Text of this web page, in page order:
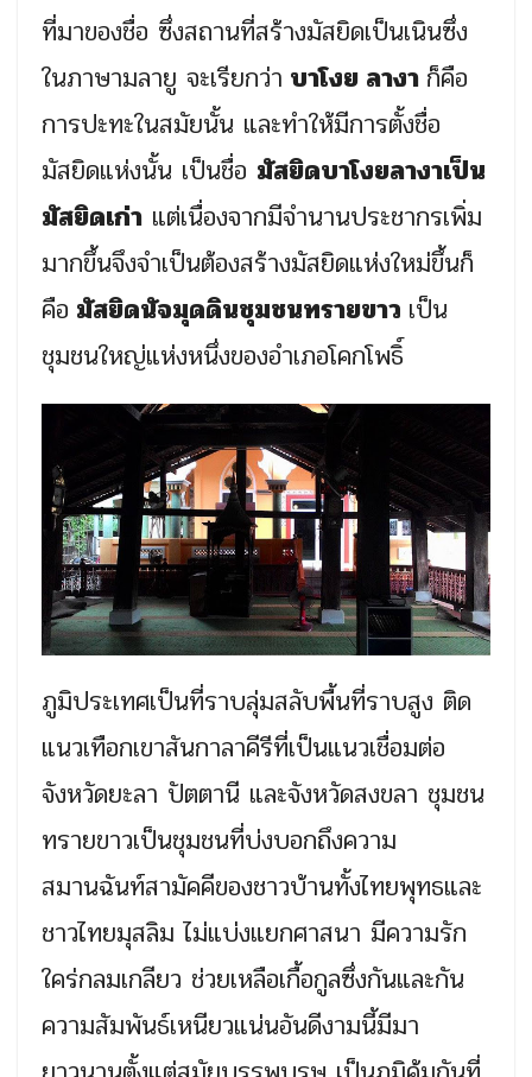
ที่มาของชื่อ ซึ่งสถานที่สร้างมัสยิดเป็นเนินซึ่ง
ในภาษามลายู จะเรียกว่า บาโงย ลางา ก็คือ
การปะทะในสมัยนั้น และทำให้มีการตั้งชื่อ
มัสยิดแห่งนั้น เป็นชื่อ มัสยิดบาโงยลางาเป็น
มัสยิดเก่า แต่เนื่องจากมีจำนานประชากรเพิ่ม
มากขึ้นจึงจำเป็นต้องสร้างมัสยิดแห่งใหม่ขึ้นก็
คือ มัสยิดนัจมุดดินชุมชนทรายขาว เป็น
ชุมชนใหญ่แห่งหนึ่งของอำเภอโคกโพธิ์
ภูมิประเทศเป็นที่ราบลุ่มสลับพื้นที่ราบสูง ติด
แนวเทือกเขาสันกาลาคีรีที่เป็นแนวเชื่อมต่อ
จังหวัดยะลา ปัตตานี และจังหวัดสงขลา ชุมชน
ทรายขาวเป็นชุมชนที่บ่งบอกถึงความ
สมานฉันท์สามัคคีของชาวบ้านทั้งไทยพุทธและ
ชาวไทยมุสลิม ไม่แบ่งแยกศาสนา มีความรัก
ใคร่กลมเกลียว ช่วยเหลือเกื้อกูลซึ่งกันและกัน
ความสัมพันธ์เหนียวแน่นอันดีงามนี้มีมา